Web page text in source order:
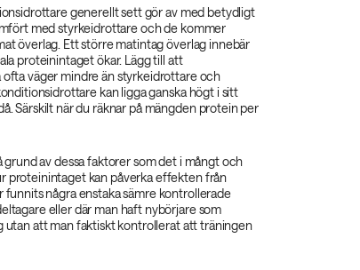
generellt sett gör av med betydligt
med styrkeidrottare och de kommer
överlag. Ett större matintag överlag innebär
proteinintaget ökar. Lägg till att
väger mindre än styrkeidrottare och
kan ligga ganska högt i sitt
Särskilt när du räknar på mängden protein per
av dessa faktorer som det i mångt och
proteinintaget kan påverka effekten från
funnits några enstaka sämre kontrollerade
eller där man haft nybörjare som
utan att man faktiskt kontrollerat att träningen